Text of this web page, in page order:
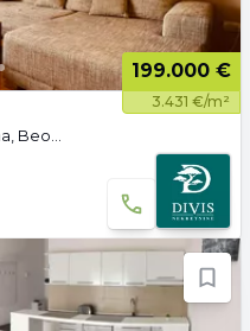
199.000 €
3.431 €/m²
Učiteljsko Naselje, Zvezdara opština, Beograd